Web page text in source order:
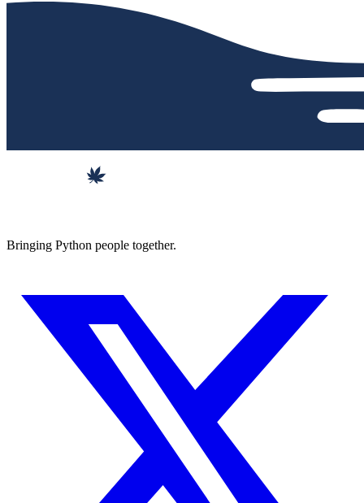
Bringing Python people together.